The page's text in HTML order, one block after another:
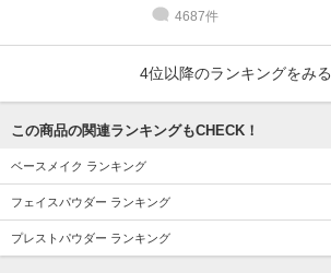
4687件
4位以降のランキングをみる
この商品の関連ランキングもCHECK！
ベースメイク ランキング
フェイスパウダー ランキング
プレストパウダー ランキング